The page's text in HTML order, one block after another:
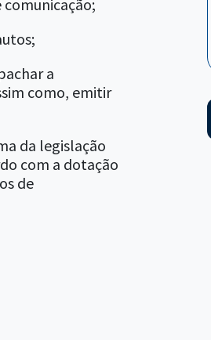
a
como, emitir
da legislação
com a dotação
de